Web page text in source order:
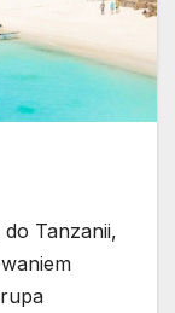
Tanzanii,